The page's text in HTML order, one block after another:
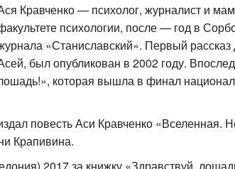
Кравченко — психолог, журналист и
психологии, после — год в
«Станиславский». Первый
был опубликован в 2002 году.
которая вышла в финал
повесть Аси Кравченко «Вселенная.
Крапивина.
2017 за книжку «Здравствуй,